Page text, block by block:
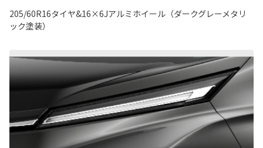
205/60R16タイヤ&16×6Jアルミホイール（ダークグレーメタリ
ック塗装）